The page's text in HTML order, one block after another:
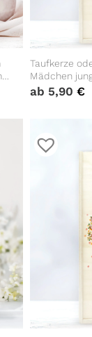
Taufkerze
Mädchen
mit Namen
ab 5,90€